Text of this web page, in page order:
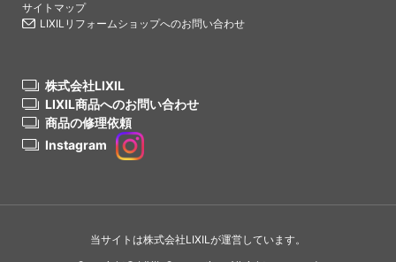
サイトマップ
LIXILリフォームショップへのお問い合わせ
株式会社LIXIL
LIXIL商品へのお問い合わせ
商品の修理依頼
Instagram
当サイトは株式会社LIXILが運営しています。